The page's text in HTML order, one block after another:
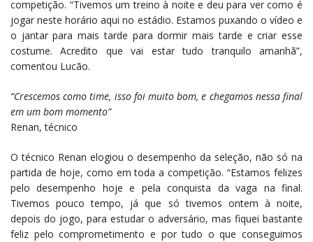
competição. “Tivemos um treino à noite e deu para ver como é
jogar neste horário aqui no estádio. Estamos puxando o vídeo e
o jantar para mais tarde para dormir mais tarde e criar esse
costume. Acredito que vai estar tudo tranquilo amanhã”,
comentou Lucão.
“Crescemos como time, isso foi muito bom, e chegamos nessa final
em um bom momento”
Renan, técnico
O técnico Renan elogiou o desempenho da seleção, não só na
partida de hoje, como em toda a competição. “Estamos felizes
pelo desempenho hoje e pela conquista da vaga na final.
Tivemos pouco tempo, já que só tivemos ontem à noite,
depois do jogo, para estudar o adversário, mas fiquei bastante
feliz pelo comprometimento e por tudo o que conseguimos